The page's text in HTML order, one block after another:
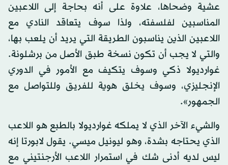
عشية وضحاها، علاوة على أنه بحاجة إلى اللاعبين
المناسبين لفلسفته، ولذا سوف يتعاقد النادي مع
اللاعبين الذين يناسبون الطريقة التي يريد أن يلعب بها،
والتي لا يجب أن تكون نسخة طبق الأصل من برشلونة.
غوارديولا ذكي وسوف يتكيف مع الأمور في الدوري
الإنجليزي، وسوف يخلق هوية للفريق وللتواصل مع
الجمهور».
والشيء الآخر الذي لا يملكه غوارديولا بالطبع هو اللاعب
الذي يحتاجه بشدة، وهو ليونيل ميسي. يقول لابورتا إنه
ليس لديه أدنى شك في استمرار اللاعب الأرجنتيني مع